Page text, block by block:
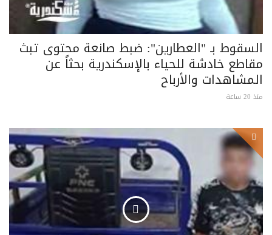
السقوط بـ "العطارين": ضبط صانعة محتوى تبث
مقاطع خادشة للحياء بالإسكندرية بحثاً عن
المشاهدات والأرباح
منذ 20 ساعة